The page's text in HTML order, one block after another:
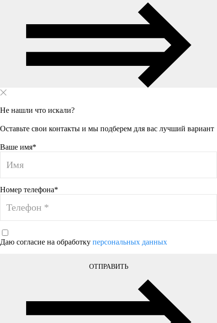
Не нашли что искали?
Оставьте свои контакты и мы подберем для вас лучший вариант
Ваше имя*
Номер телефона*
Даю согласие на обработку персональных данных
ОТПРАВИТЬ